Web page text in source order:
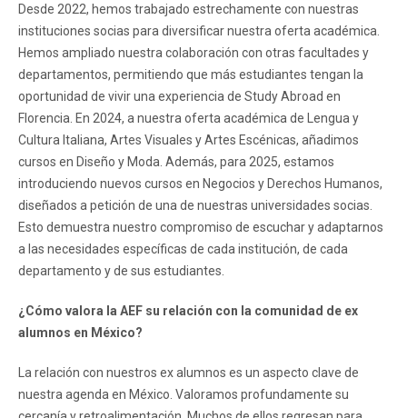
Desde 2022, hemos trabajado estrechamente con nuestras
instituciones socias para diversificar nuestra oferta académica.
Hemos ampliado nuestra colaboración con otras facultades y
departamentos, permitiendo que más estudiantes tengan la
oportunidad de vivir una experiencia de Study Abroad en
Florencia. En 2024, a nuestra oferta académica de Lengua y
Cultura Italiana, Artes Visuales y Artes Escénicas, añadimos
cursos en Diseño y Moda. Además, para 2025, estamos
introduciendo nuevos cursos en Negocios y Derechos Humanos,
diseñados a petición de una de nuestras universidades socias.
Esto demuestra nuestro compromiso de escuchar y adaptarnos
a las necesidades específicas de cada institución, de cada
departamento y de sus estudiantes.
¿Cómo valora la AEF su relación con la comunidad de ex
alumnos en México?
La relación con nuestros ex alumnos es un aspecto clave de
nuestra agenda en México. Valoramos profundamente su